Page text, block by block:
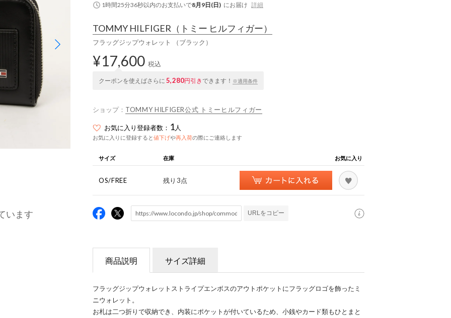
います
1時間25分35秒以内のお支払いで8月9日(日) にお届け 詳細
TOMMY HILFIGER （トミー ヒルフィガー）
フラッグジップウォレット （ブラック）
¥17,600 税込
クーポンを使えばさらに 5,280円引きできます！ ※適用条件
ショップ： TOMMY HILFIGER公式 トミーヒルフィガー
お気に入り登録者数： 1人
お気に入りに登録すると値下げや再入荷の際にご連絡します
サイズ 在庫 お気に入り
OS/FREE 残り3点
URLをコピー
商品説明 サイズ詳細
フラッグジップウォレットストライプエンボスのアウトポケットにフラッグロゴを飾ったミ
ニウォレット。
お札は二つ折りで収納でき、内装にポケットが付いているため、小銭やカード類もひとまと